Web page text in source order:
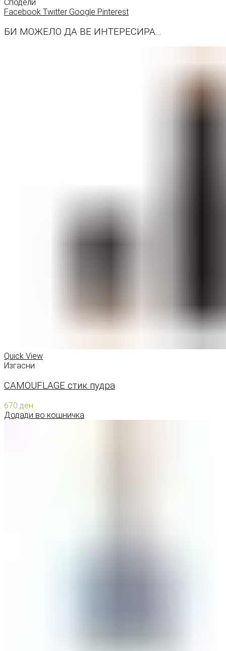
Сподели
Facebook Twitter Google Pinterest
БИ МОЖЕЛО ДА ВЕ ИНТЕРЕСИРА...
Quick View
Изгасни
CAMOUFLAGE стик пудра
670 ден
Додади во кошничка